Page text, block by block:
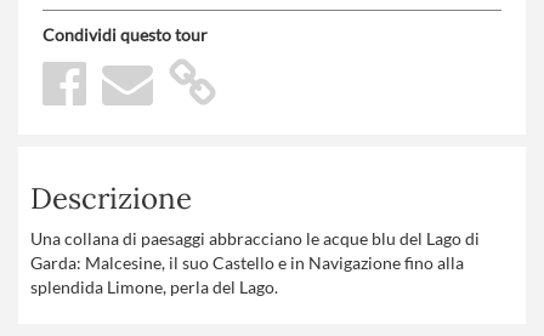
Condividi questo tour
Descrizione
Una collana di paesaggi abbracciano le acque blu del Lago di
Garda: Malcesine, il suo Castello e in Navigazione fino alla
splendida Limone, perla del Lago.